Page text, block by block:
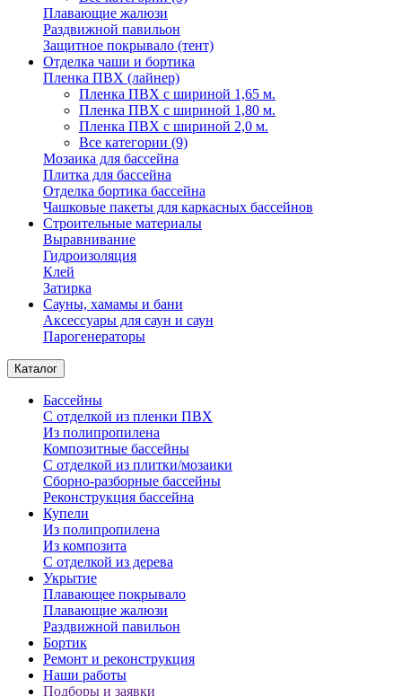
Плавающие жалюзи
Раздвижной павильон
Защитное покрывало (тент)
Отделка чаши и бортика
Пленка ПВХ (лайнер)
Пленка ПВХ с шириной 1,65 м.
Пленка ПВХ с шириной 1,80 м.
Пленка ПВХ с шириной 2,0 м.
Все категории (9)
Мозаика для бассейна
Плитка для бассейна
Отделка бортика бассейна
Чашковые пакеты для каркасных бассейнов
Строительные материалы
Выравнивание
Гидроизоляция
Клей
Затирка
Сауны, хамамы и бани
Аксессуары для саун и саун
Парогенераторы
Каталог
Бассейны
С отделкой из пленки ПВХ
Из полипропилена
Композитные бассейны
С отделкой из плитки/мозаики
Сборно-разборные бассейны
Реконструкция бассейна
Купели
Из полипропилена
Из композита
С отделкой из дерева
Укрытие
Плавающее покрывало
Плавающие жалюзи
Раздвижной павильон
Бортик
Ремонт и реконструкция
Наши работы
Подборы и заявки